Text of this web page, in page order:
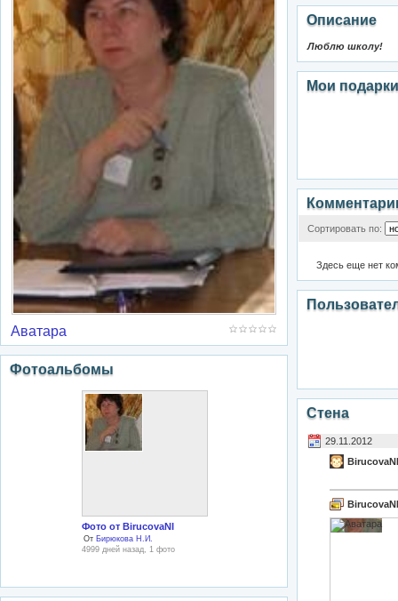
Аватара
Фотоальбомы
Фото от BirucovaNI
От Бирюкова Н.И.
4999 дней назад, 1 фото
Описание
Люблю школу!
Мои подарки
Сортировать по:
Здесь еще нет
Стена
29.11.2012
BirucovaNI
BirucovaNI